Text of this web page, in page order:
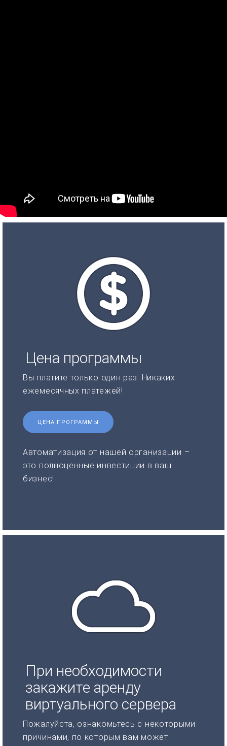
Цена программы
Вы платите только один раз. Никаких
ежемесячных платежей!
ЦЕНА ПРОГРАММЫ
Автоматизация от нашей организации –
это полноценные инвестиции в ваш
бизнес!
При необходимости
закажите аренду
виртуального сервера
Пожалуйста, ознакомьтесь с некоторыми
причинами, по которым вам может